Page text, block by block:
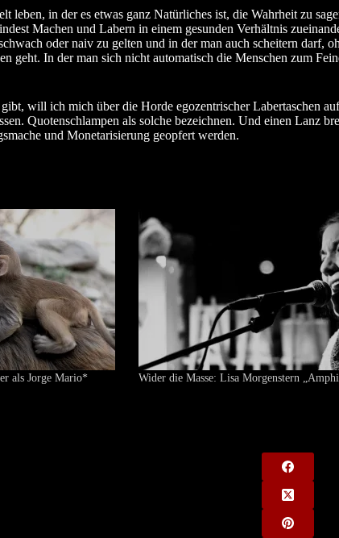
leben, in der es etwas ganz Natürliches ist, die Wahrheit zu
Machen und Labern in einem gesunden Verhältnis
oder naiv zu gelten und in der man auch scheitern darf,
geht. In der man sich nicht automatisch die Menschen zum
will ich mich über die Horde egozentrischer Labertaschen
Quotenschlampen als solche bezeichnen. Und einen Lanz
und Monetarisierung geopfert werden.
als Jorge Mario* Wider die Masse: Lisa Morgenstern